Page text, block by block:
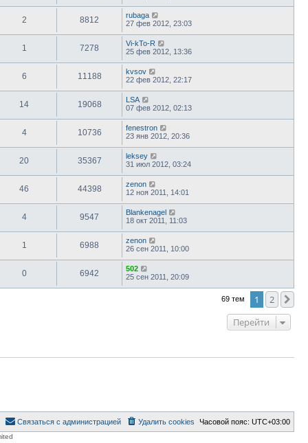
2 8812
rubaga
27 фев 2012, 23:03
1 7278
Vi-kTo-R
25 фев 2012, 13:36
6 11188
kvsov
22 фев 2012, 22:17
14 19068
LSA
07 фев 2012, 02:13
4 10736
fenestron
23 янв 2012, 20:36
20 35367
leksey
31 июл 2012, 03:24
46 44398
zenon
12 ноя 2011, 14:01
4 9547
Blankenagel
18 окт 2011, 11:03
1 6988
zenon
26 сен 2011, 10:00
0 6942
502
25 сен 2011, 20:09
69 тем 1 2
Перейти
Часовой пояс: UTC+03:00
Удалить cookies
Связаться с администрацией